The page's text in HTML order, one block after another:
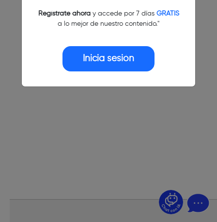
Regístrate ahoray accede por 7 días GRATIS
a lo mejor de nuestro contenido."
Inicia sesión